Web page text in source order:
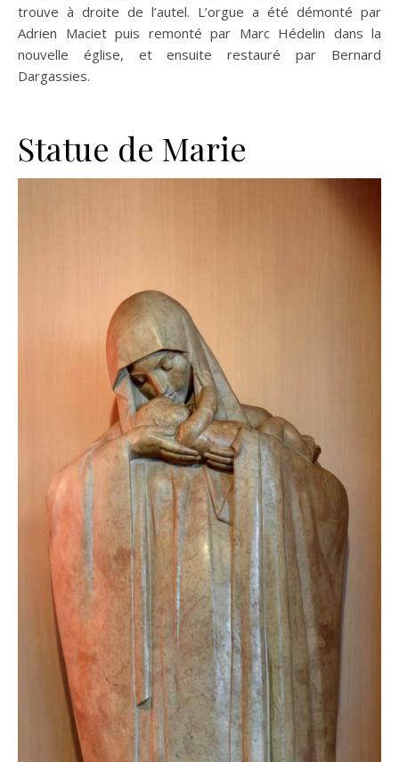
trouve à droite de l’autel. L’orgue a été démonté par
Adrien Maciet puis remonté par Marc Hédelin dans la
nouvelle église, et ensuite restauré par Bernard
Dargassies.
Statue de Marie